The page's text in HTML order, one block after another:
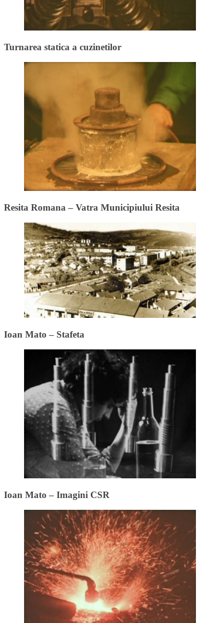
Turnarea statica a cuzinetilor
Resita Romana – Vatra Municipiului Resita
Ioan Mato – Stafeta
Ioan Mato – Imagini CSR